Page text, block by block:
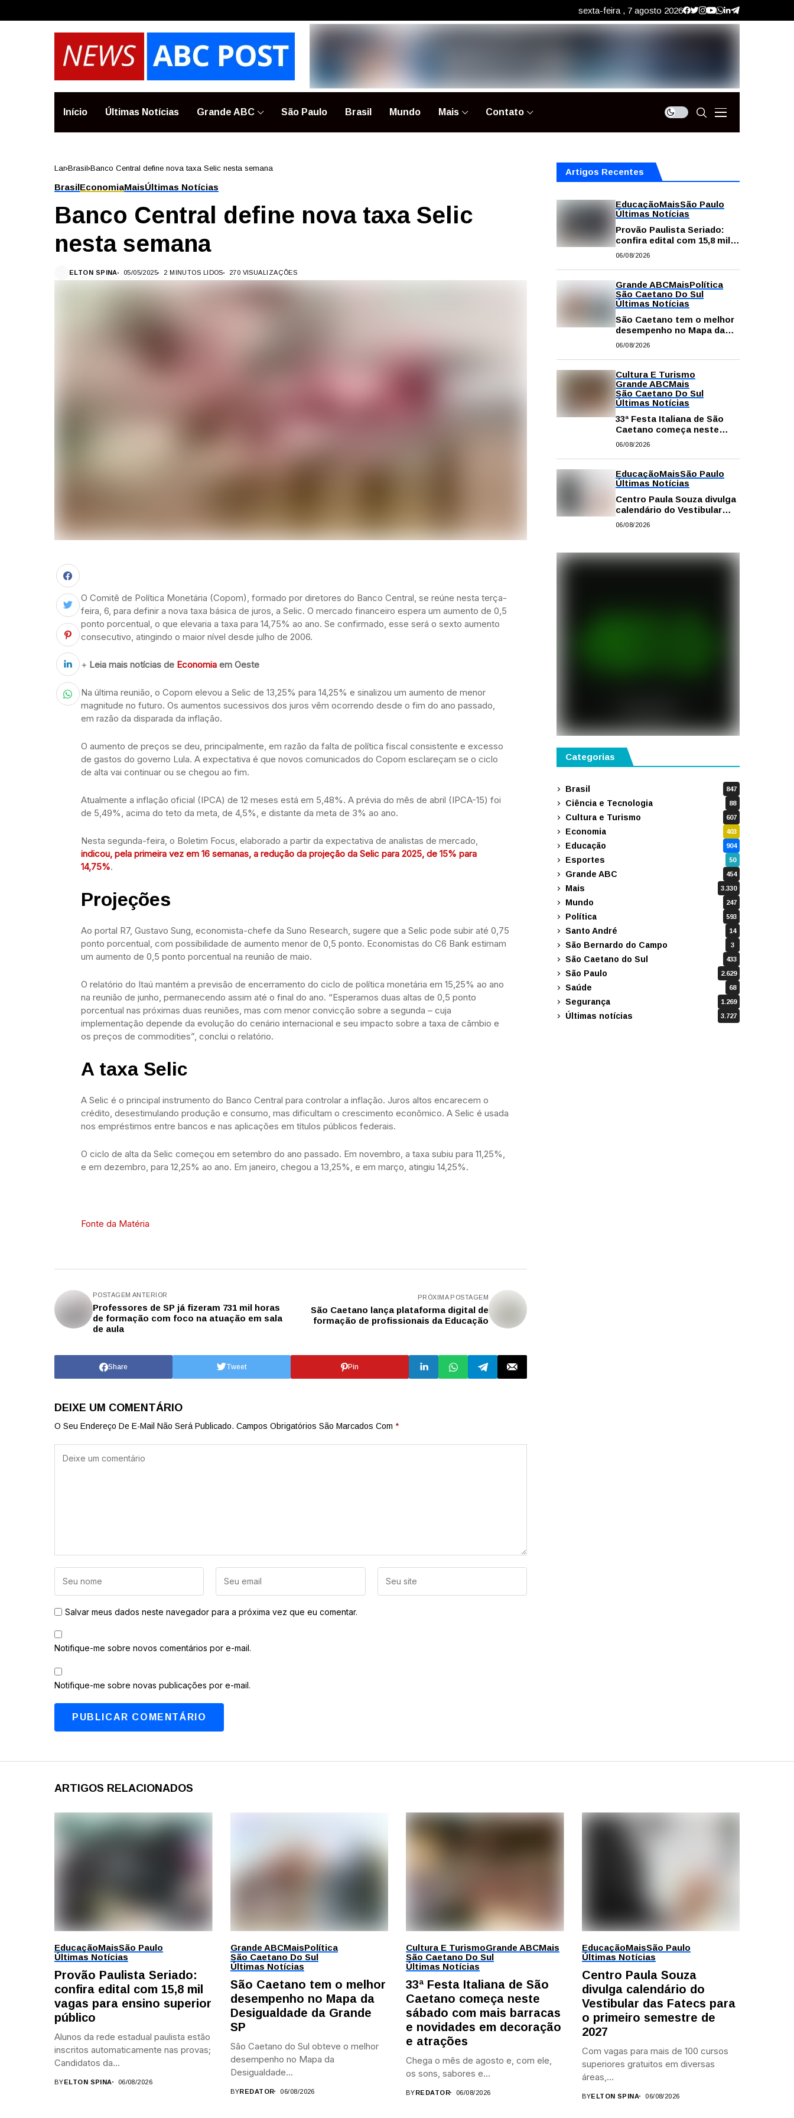
sexta-feira , 7 agosto 2026
Início Últimas Notícias Grande ABC São Paulo Brasil Mundo Mais Contato
Lar Brasil Banco Central define nova taxa Selic nesta semana
BrasilEconomiaMaisÚltimas Notícias
Banco Central define nova taxa Selic
nesta semana
ELTON SPINA 05/05/2025 2 MINUTOS LIDOS 270 VISUALIZAÇÕES
O Comitê de Política Monetária (Copom), formado por diretores do Banco Central, se reúne nesta terça-
feira, 6, para definir a nova taxa básica de juros, a Selic. O mercado financeiro espera um aumento de 0,5
ponto porcentual, o que elevaria a taxa para 14,75% ao ano. Se confirmado, esse será o sexto aumento
consecutivo, atingindo o maior nível desde julho de 2006.
+ Leia mais notícias de Economia em Oeste
Na última reunião, o Copom elevou a Selic de 13,25% para 14,25% e sinalizou um aumento de menor
magnitude no futuro. Os aumentos sucessivos dos juros vêm ocorrendo desde o fim do ano passado,
em razão da disparada da inflação.
O aumento de preços se deu, principalmente, em razão da falta de política fiscal consistente e excesso
de gastos do governo Lula. A expectativa é que novos comunicados do Copom esclareçam se o ciclo
de alta vai continuar ou se chegou ao fim.
Atualmente a inflação oficial (IPCA) de 12 meses está em 5,48%. A prévia do mês de abril (IPCA-15) foi
de 5,49%, acima do teto da meta, de 4,5%, e distante da meta de 3% ao ano.
Nesta segunda-feira, o Boletim Focus, elaborado a partir da expectativa de analistas de mercado,
indicou, pela primeira vez em 16 semanas, a redução da projeção da Selic para 2025, de 15% para
14,75%.
Projeções
Ao portal R7, Gustavo Sung, economista-chefe da Suno Research, sugere que a Selic pode subir até 0,75
ponto porcentual, com possibilidade de aumento menor de 0,5 ponto. Economistas do C6 Bank estimam
um aumento de 0,5 ponto porcentual na reunião de maio.
O relatório do Itaú mantém a previsão de encerramento do ciclo de política monetária em 15,25% ao ano
na reunião de junho, permanecendo assim até o final do ano. “Esperamos duas altas de 0,5 ponto
porcentual nas próximas duas reuniões, mas com menor convicção sobre a segunda – cuja
implementação depende da evolução do cenário internacional e seu impacto sobre a taxa de câmbio e
os preços de commodities”, conclui o relatório.
A taxa Selic
A Selic é o principal instrumento do Banco Central para controlar a inflação. Juros altos encarecem o
crédito, desestimulando produção e consumo, mas dificultam o crescimento econômico. A Selic é usada
nos empréstimos entre bancos e nas aplicações em títulos públicos federais.
O ciclo de alta da Selic começou em setembro do ano passado. Em novembro, a taxa subiu para 11,25%,
e em dezembro, para 12,25% ao ano. Em janeiro, chegou a 13,25%, e em março, atingiu 14,25%.
Fonte da Matéria
POSTAGEM ANTERIOR
Professores de SP já fizeram 731 mil horas
de formação com foco na atuação em sala
de aula
PRÓXIMA POSTAGEM
São Caetano lança plataforma digital de
formação de profissionais da Educação
Share Tweet Pin
DEIXE UM COMENTÁRIO
O Seu Endereço De E-Mail Não Será Publicado. Campos Obrigatórios São Marcados Com *
Salvar meus dados neste navegador para a próxima vez que eu comentar.
Notifique-me sobre novos comentários por e-mail.
Notifique-me sobre novas publicações por e-mail.
Artigos Recentes
EducaçãoMaisSão Paulo
Últimas Notícias
Provão Paulista Seriado:
confira edital com 15,8 mil
vagas para ensino superior
06/08/2026
Grande ABCMaisPolítica
São Caetano Do Sul
Últimas Notícias
São Caetano tem o melhor
desempenho no Mapa da
Desigualdade da Grande SP
06/08/2026
Cultura E Turismo
Grande ABCMais
São Caetano Do Sul
Últimas Notícias
33ª Festa Italiana de São
Caetano começa neste
sábado com mais barracas
e atrações
06/08/2026
EducaçãoMaisSão Paulo
Últimas Notícias
Centro Paula Souza divulga
calendário do Vestibular
das Fatecs para o primeiro
06/08/2026
Categorias
Brasil 847
Ciência e Tecnologia 88
Cultura e Turismo 607
Economia 403
Educação 904
Esportes 50
Grande ABC 454
Mais 3.330
Mundo 247
Política 593
Santo André 14
São Bernardo do Campo 3
São Caetano do Sul 433
São Paulo 2.629
Saúde 68
Segurança 1.269
Últimas notícias 3.727
ARTIGOS RELACIONADOS
EducaçãoMaisSão Paulo
Últimas Notícias
Provão Paulista Seriado:
confira edital com 15,8 mil
vagas para ensino superior
público
Alunos da rede estadual paulista estão
inscritos automaticamente nas provas;
Candidatos da...
BYELTON SPINA 06/08/2026
Grande ABCMaisPolítica
São Caetano Do Sul
Últimas Notícias
São Caetano tem o melhor
desempenho no Mapa da
Desigualdade da Grande
SP
São Caetano do Sul obteve o melhor
desempenho no Mapa da
Desigualdade...
BYREDATOR 06/08/2026
Cultura E TurismoGrande ABCMais
São Caetano Do Sul
Últimas Notícias
33ª Festa Italiana de São
Caetano começa neste
sábado com mais barracas
e novidades em decoração
e atrações
Chega o mês de agosto e, com ele,
os sons, sabores e...
BYREDATOR 06/08/2026
EducaçãoMaisSão Paulo
Últimas Notícias
Centro Paula Souza
divulga calendário do
Vestibular das Fatecs para
o primeiro semestre de
2027
Com vagas para mais de 100 cursos
superiores gratuitos em diversas
áreas,...
BYELTON SPINA 06/08/2026